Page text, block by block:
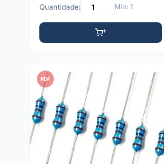
Quantidade: Mín: 1
PDF